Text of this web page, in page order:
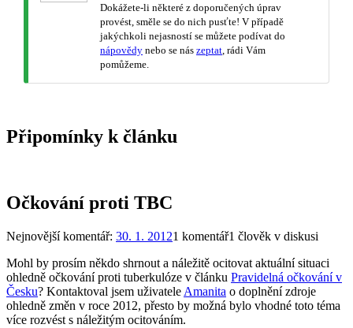
Dokážete-li některé z doporučených úprav
provést, směle se do nich pusťte! V případě
jakýchkoli nejasností se můžete podívat do
nápovědy nebo se nás zeptat , rádi Vám
pomůžeme.
Připomínky k článku
Očkování proti TBC
Nejnovější komentář: 30. 1. 20121 komentář1 člověk v diskusi
Mohl by prosím někdo shrnout a náležitě ocitovat aktuální situaci
ohledně očkování proti tuberkulóze v článku Pravidelná očkování v
Česku? Kontaktoval jsem uživatele Amanita o doplnění zdroje
ohledně změn v roce 2012, přesto by možná bylo vhodné toto téma
více rozvést s náležitým ocitováním.